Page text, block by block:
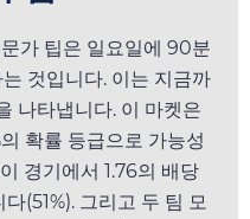
가 팁은 일요일에 90분
것입니다. 이는 지금까
나타냅니다. 이 마켓은
확률 등급으로 가능성
경기에서 1.76의 배당
(51%). 그리고 두 팀 모